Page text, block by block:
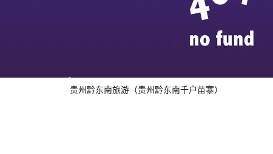
贵州黔东南旅游（贵州黔东南千户苗寨）